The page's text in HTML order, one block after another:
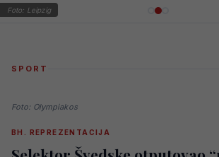
Foto: Leipzig
SPORT
Foto: Olympiakos
BH. REPREZENTACIJA